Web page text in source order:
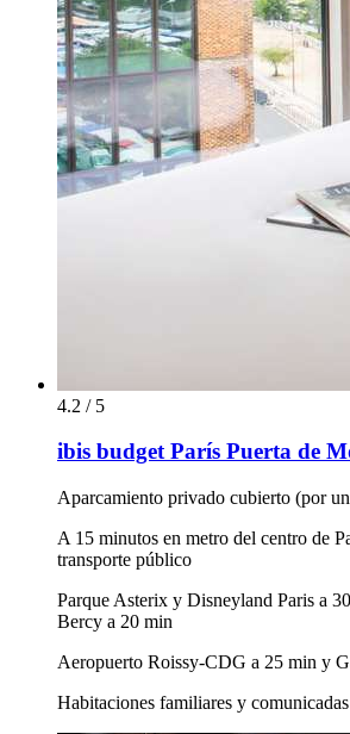
4.2 / 5
ibis budget París Puerta de
Aparcamiento privado cubierto (por
A 15 minutos en metro del centro de
transporte público
Parque Asterix y Disneyland Paris a
Bercy a 20 min
Aeropuerto Roissy-CDG a 25 min y
Habitaciones familiares y